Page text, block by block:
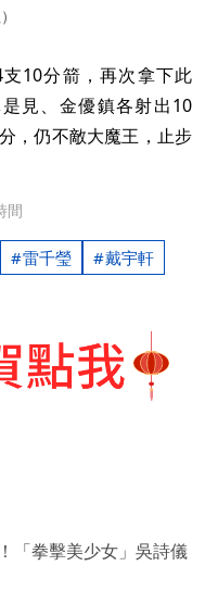
10分箭，再次拿下此
見、金優鎮各射出10
，仍不敵大魔王，止步
間
雷千瑩 戴宇軒
「拳擊美少女」吳詩儀